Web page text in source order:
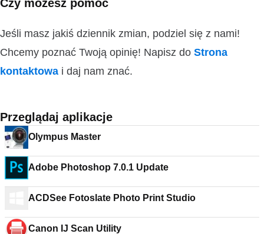
Czy możesz pomóc
Jeśli masz jakiś dziennik zmian, podziel się z nami!
Chcemy poznać Twoją opinię! Napisz do Strona
kontaktowa i daj nam znać.
Przeglądaj aplikacje
Olympus Master
Adobe Photoshop 7.0.1 Update
ACDSee Fotoslate Photo Print Studio
Canon IJ Scan Utility